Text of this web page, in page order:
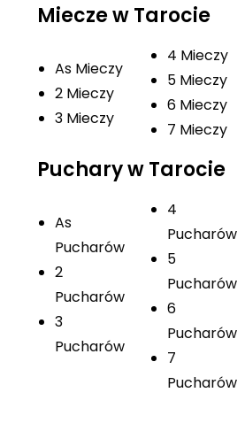
Miecze w Tarocie
As Mieczy
2 Mieczy
3 Mieczy
4 Mieczy
5 Mieczy
6 Mieczy
7 Mieczy
Puchary w Tarocie
As
Pucharów
2
Pucharów
3
Pucharów
4
Pucharów
5
Pucharów
6
Pucharów
7
Pucharów